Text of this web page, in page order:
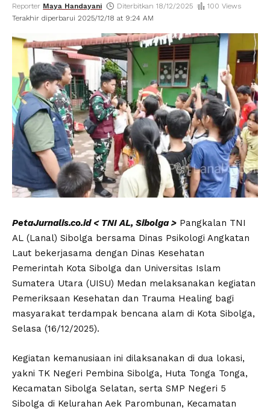
Terakhir diperbarui 2025/12/18 at 9:24 AM
Reporter Maya Handayani Diterbitkan 18/12/2025 100 Views
PetaJurnalis.co.id < TNI AL, Sibolga > Pangkalan TNI
AL (Lanal) Sibolga bersama Dinas Psikologi Angkatan
Laut bekerjasama dengan Dinas Kesehatan
Pemerintah Kota Sibolga dan Universitas Islam
Sumatera Utara (UISU) Medan melaksanakan kegiatan
Pemeriksaan Kesehatan dan Trauma Healing bagi
masyarakat terdampak bencana alam di Kota Sibolga,
Selasa (16/12/2025).
Kegiatan kemanusiaan ini dilaksanakan di dua lokasi,
yakni TK Negeri Pembina Sibolga, Huta Tonga Tonga,
Kecamatan Sibolga Selatan, serta SMP Negeri 5
Sibolga di Kelurahan Aek Parombunan, Kecamatan